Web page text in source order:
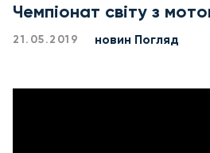
Чемпіонат світу з
21.05.2019 новин Погляд